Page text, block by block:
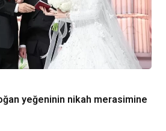
yeğeninin nikah merasimine